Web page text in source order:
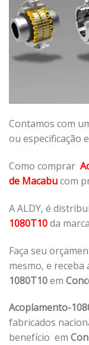
Contamos com
ou especificação
Como comprar
de Macabucom
A ALDY, é
1080T10da
Faça seu
mesmo, e receba
1080T10em
Acoplamento-
fabricados
benefício em